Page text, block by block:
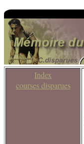
Index
courses disparues